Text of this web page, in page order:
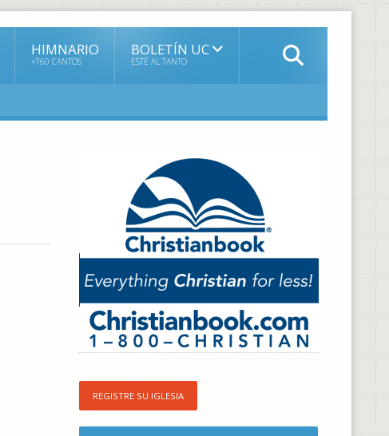
HIMNARIO
+760 CANTOS
BOLETÍN UC
ESTÉ AL TANTO
REGISTRE SU IGLESIA